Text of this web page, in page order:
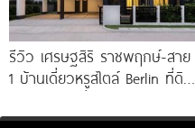
รีวิว เศรษฐสิริ ราชพฤกษ์-สาย
1 บ้านเดี่ยวหรูสไตล์ Berlin ที่ดิน